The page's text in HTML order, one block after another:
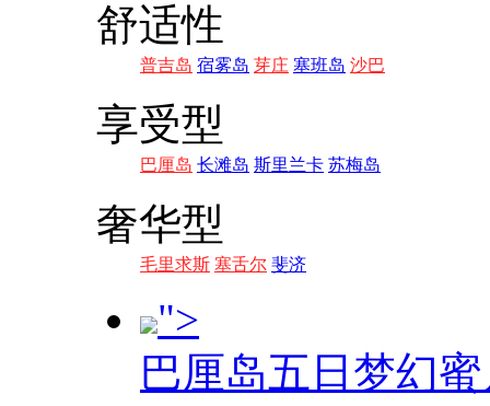
舒适性
普吉岛 宿雾岛 芽庄 塞班岛 沙巴
享受型
巴厘岛 长滩岛 斯里兰卡 苏梅岛
奢华型
毛里求斯 塞舌尔 斐济
">
巴厘岛五日梦幻